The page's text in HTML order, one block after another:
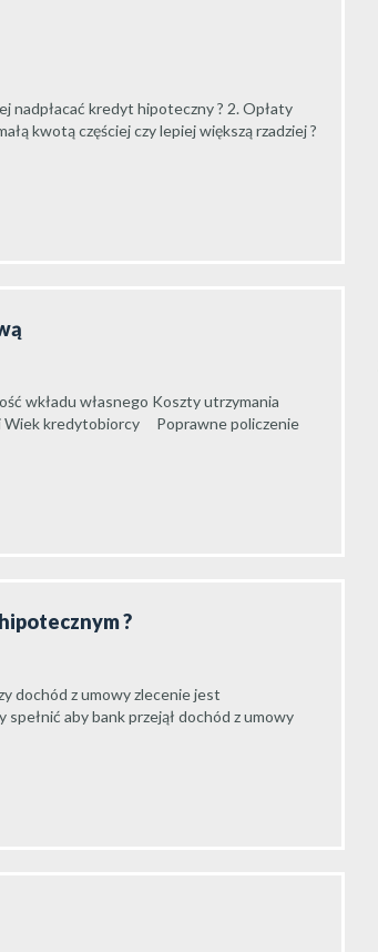
nadpłacać kredyt hipoteczny ? 2. Opłaty
kwotą częściej czy lepiej większą rzadziej ?
wkładu własnego Koszty utrzymania
Wiek kredytobiorcy Poprawne policzenie
?
dochód z umowy zlecenie jest
aby bank przejął dochód z umowy